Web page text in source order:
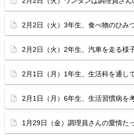
2月2日（火）3年生、食べ物のひみ
2月2日（火）2年生、汽車を走る様
2月1日（月）1年生、生活科を通し
2月1日（月）6年生、生活習慣病を
1月29日（金）調理員さんの愛情た